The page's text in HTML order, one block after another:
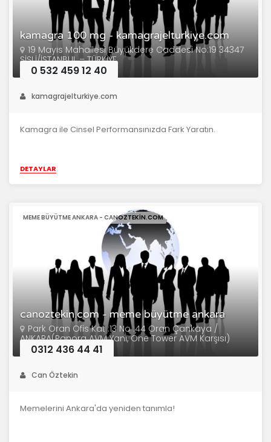
kamagra 100 mg - kamagrajelturkiye.com
19 Mayıs Mahallesi Büyükdere Caddesi No:19 34347
ŞİŞLİ/İSTANBUL – TÜRKİYE
0 532 459 12 40
kamagrajelturkiye.com
Kamagra ile Cinsel Performansınızda Fark Yaratın.
DETAYLAR
canoztekin.com - meme büyütme ankara
MEME BÜYÜTME ANKARA - CANOZTEKIN.COM
Park Oran Ofis Kat :13 No :44 Oran Çankaya /
ANKARA(Panora AVM Yanı, One Tower AVM Karşısı)
0312 436 44 41
Can Öztekin
Memelerini Ankara'da yeniden tanımla!